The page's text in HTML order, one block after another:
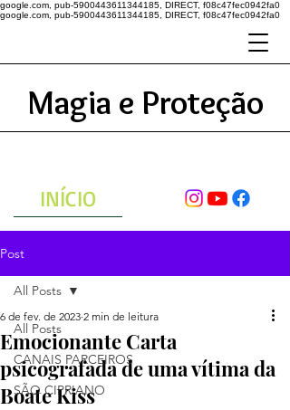
google.com, pub-5900443611344185, DIRECT, f08c47fec0942fa0
google.com, pub-5900443611344185, DIRECT, f08c47fec0942fa0
Magia e Proteção
INÍCIO
Post
All Posts
CANAIS PARCEIROS
SÃO CIPRIANO
All Posts
Emocionante Carta
psicografada de uma vítima da
Boate Kiss
6 de fev. de 2023 2 min de leitura